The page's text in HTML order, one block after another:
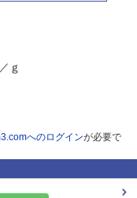
ｇ
へのログインが必要で